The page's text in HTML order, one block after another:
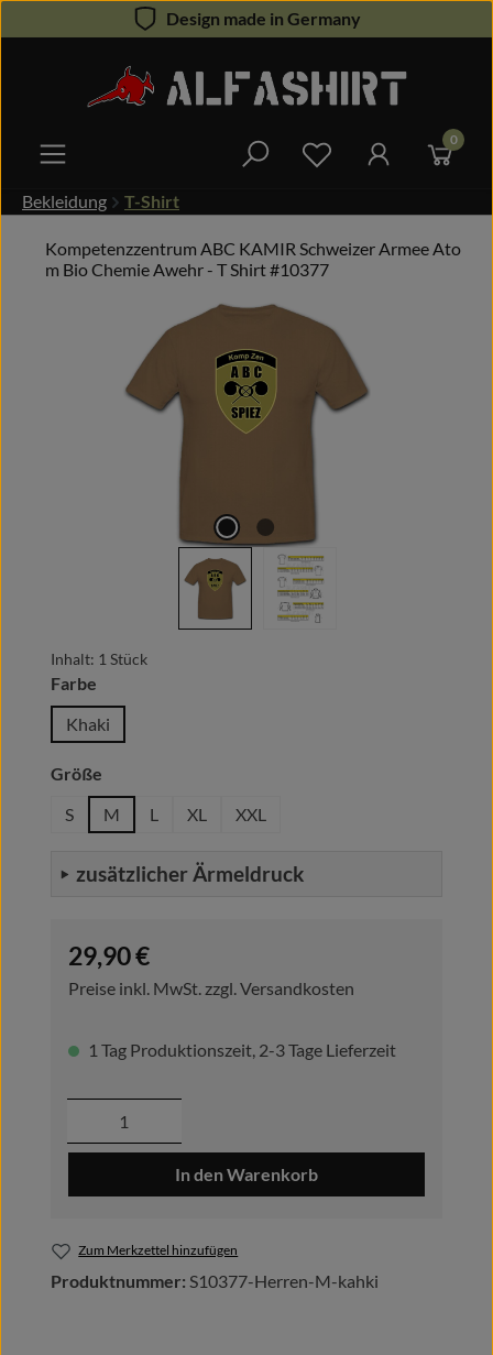
Zum Hauptinhalt springenDesign made in Germany
Du hast 0 0
Bekleidung T-Shirt
Kompetenzzentrum ABC KAMIR Schweizer Armee Ato
m Bio Chemie Awehr - T Shirt #10377
Bildergalerie überspringen
Inhalt: 1 Stück
Farbe
Khaki
Größe
S
M L XL XXL
zusätzlicher Ärmeldruck
Regulärer Preis:
29,90 €
Preise inkl. MwSt. zzgl. Versandkosten
1 Tag Produktionszeit, 2-3 Tage Lieferzeit
Produkt Anzahl: Gib den gewünschten
In den Warenkorb
Zum Merkzettel hinzufügen
Produktnummer: S10377-Herren-M-kahki